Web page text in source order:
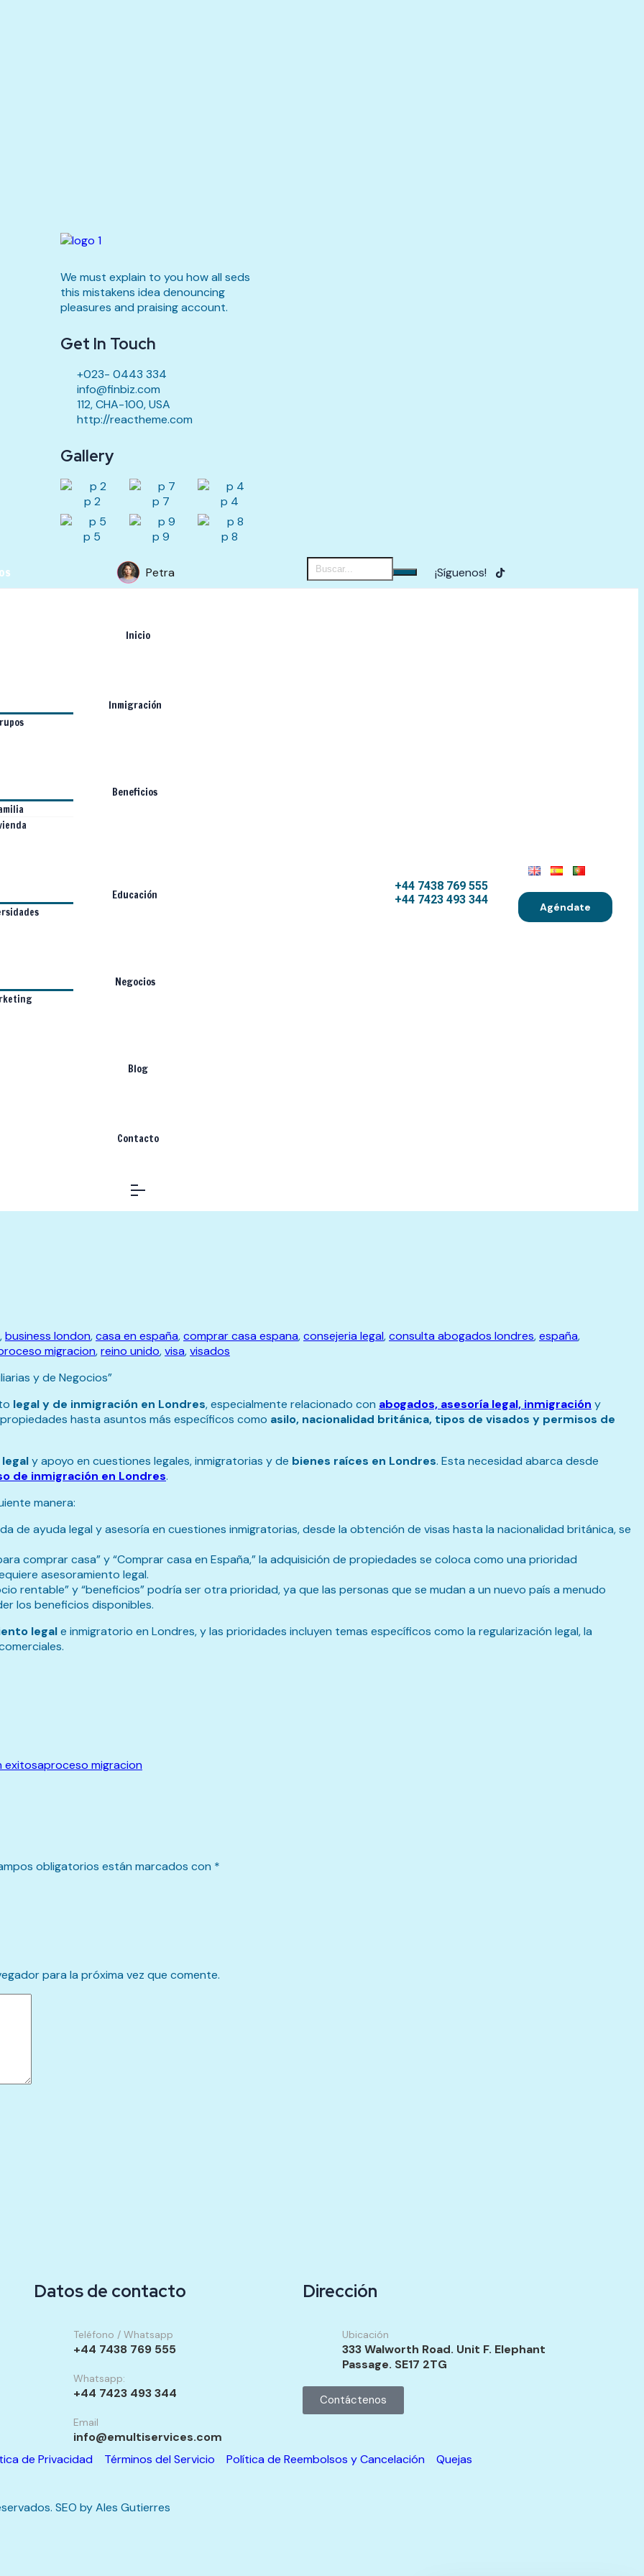
We must explain to you how all seds
this mistakens idea denouncing
pleasures and praising account.
Get In Touch
+023- 0443 334
info@finbiz.com
112, CHA-100, USA
http://reactheme.com
Gallery
p 2 p 7 p 4
p 5 p 9 p 8
Petra ¡Síguenos!
Inicio
Inmigración
Beneficios
Educación
Negocios
Blog
Contacto
+44 7438 769 555
+44 7423 493 344
Agéndate
,business london,casa en españa,comprar casa espana,consejeria legal,consulta abogados londres,españa,
migracion,reino unido,visa,visados
y de Negocios”
legal y de inmigración en Londres, especialmente relacionado con abogados, asesoría legal, inmigración y
hasta asuntos más específicos como asilo, nacionalidad británica, tipos de visados y permisos de
y apoyo en cuestiones legales, inmigratorias y de bienes raíces en Londres. Esta necesidad abarca desde
de inmigración en Londres.
manera:
de ayuda legal y asesoría en cuestiones inmigratorias, desde la obtención de visas hasta la nacionalidad británica, se
comprar casa” y “Comprar casa en España,” la adquisición de propiedades se coloca como una prioridad
asesoramiento legal.
rentable” y “beneficios” podría ser otra prioridad, ya que las personas que se mudan a un nuevo país a menudo
los beneficios disponibles.
legale inmigratorio en Londres, y las prioridades incluyen temas específicos como la regularización legal, la
exitosaproceso migracion
obligatorios están marcados con *
para la próxima vez que comente.
Datos de contacto
Teléfono / Whatsapp
+44 7438 769 555
Whatsapp:
+44 7423 493 344
Email
info@emultiservices.com
Dirección
Ubicación
333 Walworth Road. Unit F. Elephant
Passage. SE17 2TG
Contáctenos
de Privacidad Términos del Servicio Política de Reembolsos y Cancelación Quejas
SEO by Ales Gutierres